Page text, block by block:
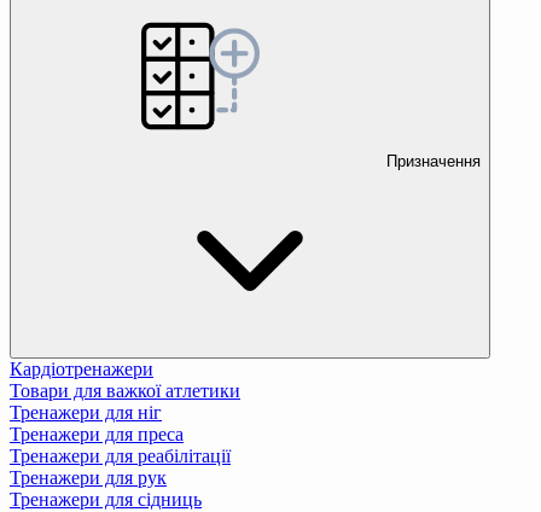
Призначення
Кардіотренажери
Товари для важкої атлетики
Тренажери для ніг
Тренажери для преса
Тренажери для реабілітації
Тренажери для рук
Тренажери для сідниць